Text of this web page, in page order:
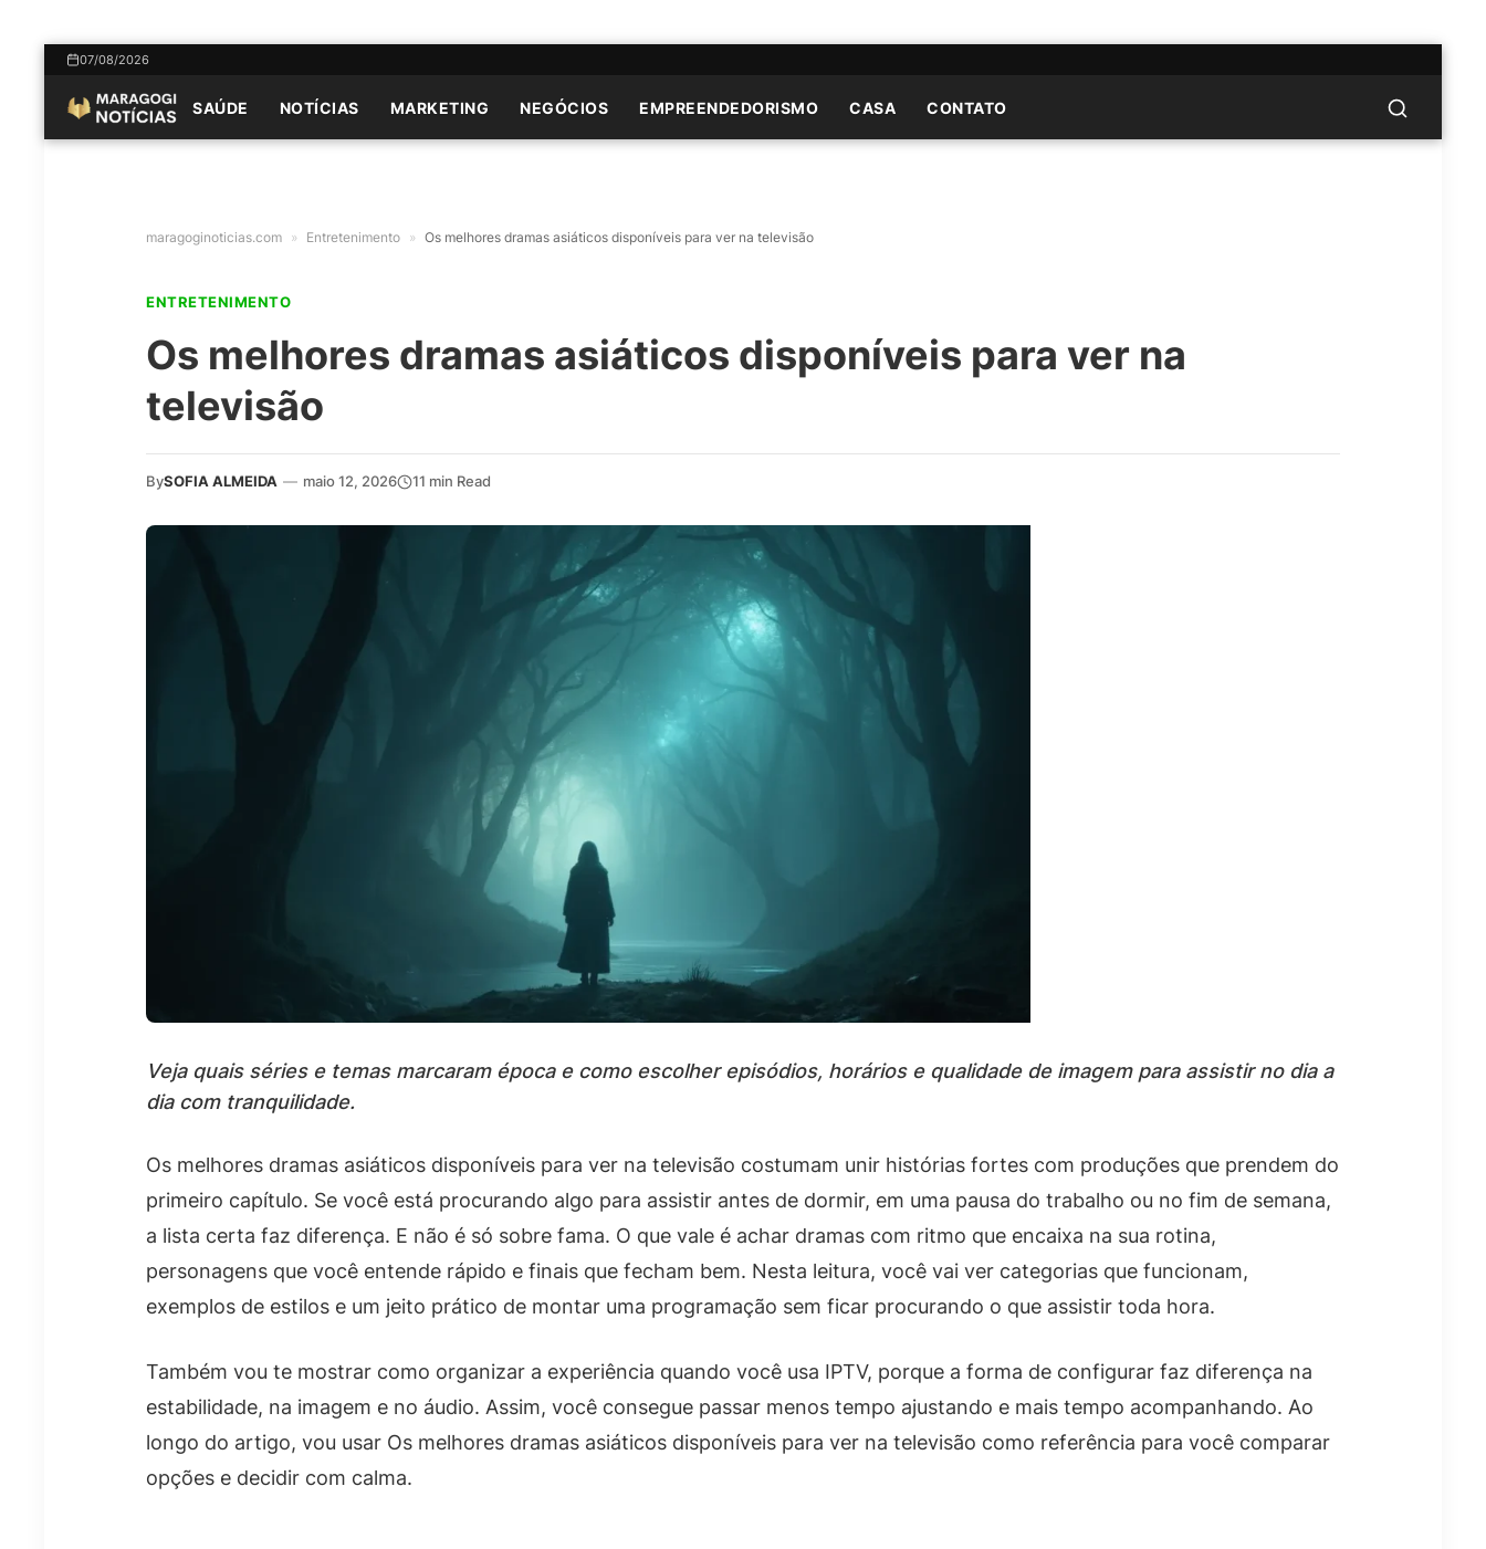
07/08/2026
SAÚDE NOTÍCIAS MARKETING NEGÓCIOS EMPREENDEDORISMO CASA CONTATO
maragoginoticias.com » Entretenimento » Os melhores dramas asiáticos disponíveis para ver na televisão
ENTRETENIMENTO
Os melhores dramas asiáticos disponíveis para ver na
televisão
BySOFIA ALMEIDA — maio 12, 2026 11 min Read
Veja quais séries e temas marcaram época e como escolher episódios, horários e qualidade de imagem para assistir no dia a
dia com tranquilidade.
Os melhores dramas asiáticos disponíveis para ver na televisão costumam unir histórias fortes com produções que prendem do
primeiro capítulo. Se você está procurando algo para assistir antes de dormir, em uma pausa do trabalho ou no fim de semana,
a lista certa faz diferença. E não é só sobre fama. O que vale é achar dramas com ritmo que encaixa na sua rotina,
personagens que você entende rápido e finais que fecham bem. Nesta leitura, você vai ver categorias que funcionam,
exemplos de estilos e um jeito prático de montar uma programação sem ficar procurando o que assistir toda hora.
Também vou te mostrar como organizar a experiência quando você usa IPTV, porque a forma de configurar faz diferença na
estabilidade, na imagem e no áudio. Assim, você consegue passar menos tempo ajustando e mais tempo acompanhando. Ao
longo do artigo, vou usar Os melhores dramas asiáticos disponíveis para ver na televisão como referência para você comparar
opções e decidir com calma.